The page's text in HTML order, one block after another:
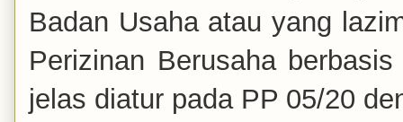
Badan Usaha atau yang
Perizinan Berusaha
jelas diatur pada PP 05/20